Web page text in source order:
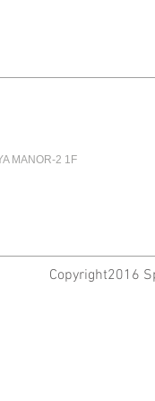
MANOR-2 1F
Copyright2016